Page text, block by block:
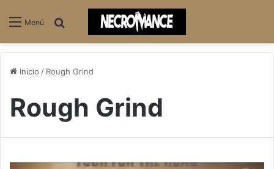
Menú
Inicio / Rough Grind
Rough Grind